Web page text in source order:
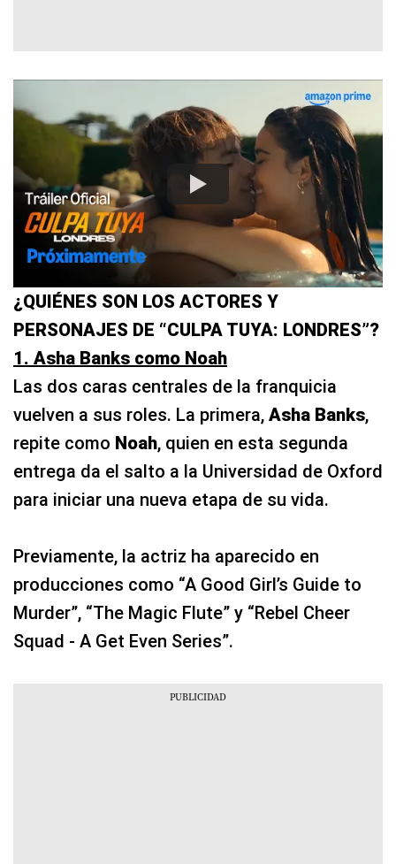
¿QUIÉNES SON LOS ACTORES Y
PERSONAJES DE “CULPA TUYA: LONDRES”?
1. Asha Banks como Noah
Las dos caras centrales de la franquicia
vuelven a sus roles. La primera, Asha Banks,
repite como Noah, quien en esta segunda
entrega da el salto a la Universidad de Oxford
para iniciar una nueva etapa de su vida.
Previamente, la actriz ha aparecido en
producciones como “A Good Girl’s Guide to
Murder”, “The Magic Flute” y “Rebel Cheer
Squad - A Get Even Series”.